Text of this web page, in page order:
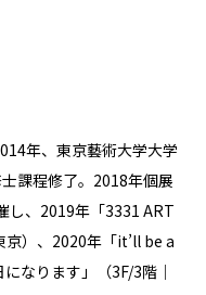
年、東京藝術大学大学
課程修了。2018年個展
し、2019年「3331 ART
京）、2020年「it’ll be a
なります」（3F/3階｜